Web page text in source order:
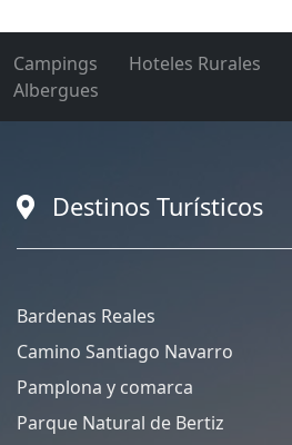
Campings Hoteles Rurales
Albergues
Destinos Turísticos
Bardenas Reales
Camino Santiago Navarro
Pamplona y comarca
Parque Natural de Bertiz